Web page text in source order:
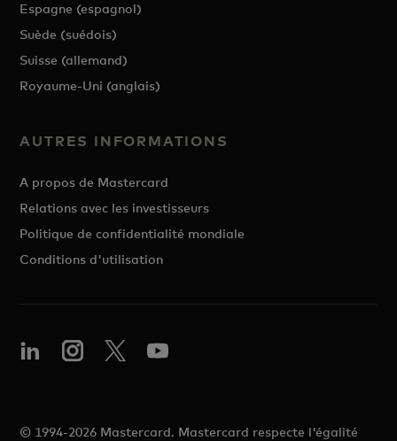
Espagne (espagnol)
Suède (suédois)
Suisse (allemand)
Royaume-Uni (anglais)
AUTRES INFORMATIONS
A propos de Mastercard
Relations avec les investisseurs
Politique de confidentialité mondiale
Conditions d'utilisation
© 1994-2026 Mastercard. Mastercard respecte l'égalité